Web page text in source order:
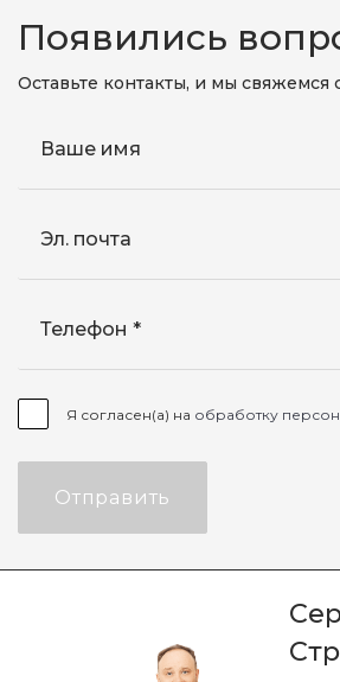
Появились
Оставьте контакты, и мы свяжемся
Ваше имя
Эл. почта
Телефон
Я согласен(а) на обработку
Отправить